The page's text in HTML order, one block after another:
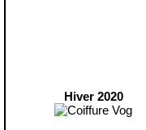
Hiver 2020